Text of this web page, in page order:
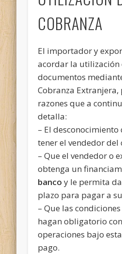
COBRANZA
El importador y
acordar la utilización
documentos
Cobranza Extranjera,
razones que a
detalla:
– El desconocimiento
tener el vendedor
– Que el vendedor o
obtenga un
banco y le permita
plazo para pagar a
– Que las
hagan obligatorio
operaciones bajo
pago.